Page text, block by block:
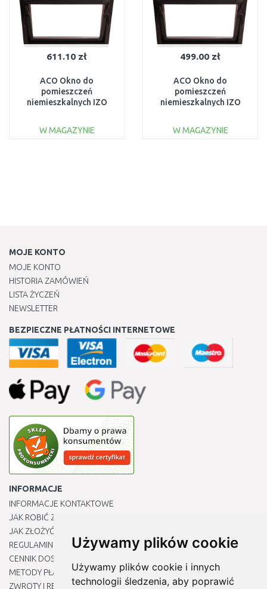
Używamy plików cookie
Używamy plików cookie i innych
technologii śledzenia, aby poprawić
611.10 zł
ACO Okno do
pomieszczeń
niemieszkalnych IZO
W MAGAZYNIE
499.00 zł
ACO Okno do
pomieszczeń
niemieszkalnych IZO
W MAGAZYNIE
MOJE KONTO
MOJE KONTO
HISTORIA ZAMÓWIEŃ
LISTA ŻYCZEŃ
NEWSLETTER
BEZPIECZNE PŁATNOŚCI INTERNETOWE
INFORMACJE
INFORMACJE KONTAKTOWE
JAK ROBIĆ ZAKUPY ?
JAK ZŁOŻYĆ REKLAMACJĘ
REGULAMIN
CENNIK DOSTAWY
METODY PŁATNOŚCI
ZWROTY I REKLAMACJE PRODUKTÓW